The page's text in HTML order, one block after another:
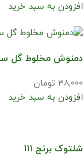
افزودن به سبد خرید
دمنوش مخلوط گل
38,000 تومان
افزودن به سبد خرید
شلتوک برنج 111